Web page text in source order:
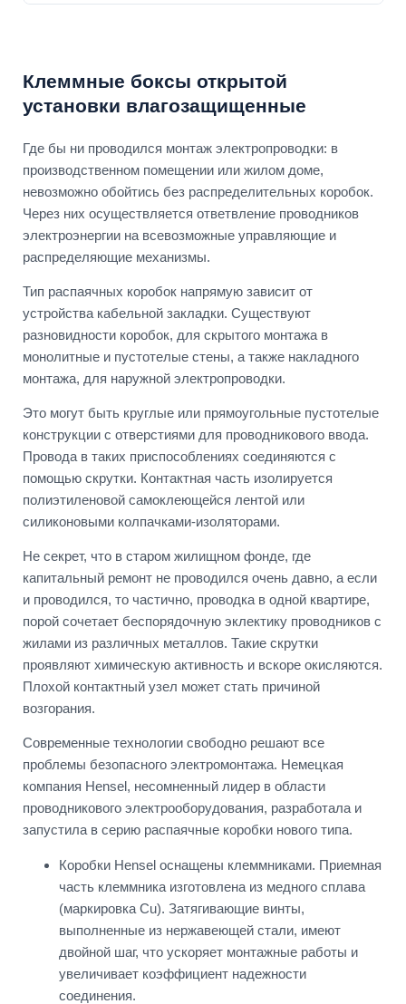
Клеммные боксы открытой
установки влагозащищенные
Где бы ни проводился монтаж электропроводки: в
производственном помещении или жилом доме,
невозможно обойтись без распределительных коробок.
Через них осуществляется ответвление проводников
электроэнергии на всевозможные управляющие и
распределяющие механизмы.
Тип распаячных коробок напрямую зависит от
устройства кабельной закладки. Существуют
разновидности коробок, для скрытого монтажа в
монолитные и пустотелые стены, а также накладного
монтажа, для наружной электропроводки.
Это могут быть круглые или прямоугольные пустотелые
конструкции с отверстиями для проводникового ввода.
Провода в таких приспособлениях соединяются с
помощью скрутки. Контактная часть изолируется
полиэтиленовой самоклеющейся лентой или
силиконовыми колпачками-изоляторами.
Не секрет, что в старом жилищном фонде, где
капитальный ремонт не проводился очень давно, а если
и проводился, то частично, проводка в одной квартире,
порой сочетает беспорядочную эклектику проводников с
жилами из различных металлов. Такие скрутки
проявляют химическую активность и вскоре окисляются.
Плохой контактный узел может стать причиной
возгорания.
Современные технологии свободно решают все
проблемы безопасного электромонтажа. Немецкая
компания Hensel, несомненный лидер в области
проводникового электрооборудования, разработала и
запустила в серию распаячные коробки нового типа.
Коробки Hensel оснащены клеммниками. Приемная
часть клеммника изготовлена из медного сплава
(маркировка Cu). Затягивающие винты,
выполненные из нержавеющей стали, имеют
двойной шаг, что ускоряет монтажные работы и
увеличивает коэффициент надежности
соединения.